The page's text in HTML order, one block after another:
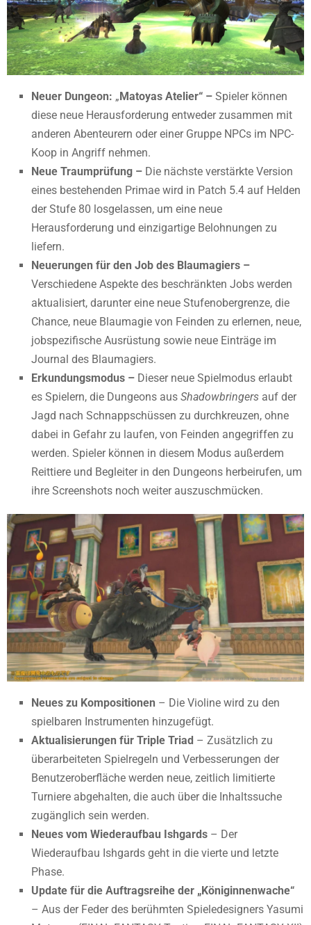
Neuer Dungeon: „ Matoyas Atelier“ – Spieler können
diese neue Herausforderung entweder zusammen mit
anderen Abenteurern oder einer Gruppe NPCs im NPC-
Koop in Angriff nehmen.
Neue Traumprüfung – Die nächste verstärkte Version
eines bestehenden Primae wird in Patch 5.4 auf Helden
der Stufe 80 losgelassen, um eine neue
Herausforderung und einzigartige Belohnungen zu
liefern.
Neuerungen für den Job des Blaumagiers –
Verschiedene Aspekte des beschränkten Jobs werden
aktualisiert, darunter eine neue Stufenobergrenze, die
Chance, neue Blaumagie von Feinden zu erlernen, neue,
jobspezifische Ausrüstung sowie neue Einträge im
Journal des Blaumagiers.
Erkundungsmodus – Dieser neue Spielmodus erlaubt
es Spielern, die Dungeons aus Shadowbringers auf der
Jagd nach Schnappschüssen zu durchkreuzen, ohne
dabei in Gefahr zu laufen, von Feinden angegriffen zu
werden. Spieler können in diesem Modus außerdem
Reittiere und Begleiter in den Dungeons herbeirufen, um
ihre Screenshots noch weiter auszuschmücken.
Neues zu Kompositionen – Die Violine wird zu den
spielbaren Instrumenten hinzugefügt.
Aktualisierungen für Triple Triad – Zusätzlich zu
überarbeiteten Spielregeln und Verbesserungen der
Benutzeroberfläche werden neue, zeitlich limitierte
Turniere abgehalten, die auch über die Inhaltssuche
zugänglich sein werden.
Neues vom Wiederaufbau Ishgards – Der
Wiederaufbau Ishgards geht in die vierte und letzte
Phase.
Update für die Auftragsreihe der „Königinnenwache“
– Aus der Feder des berühmten Spieledesigners Yasumi